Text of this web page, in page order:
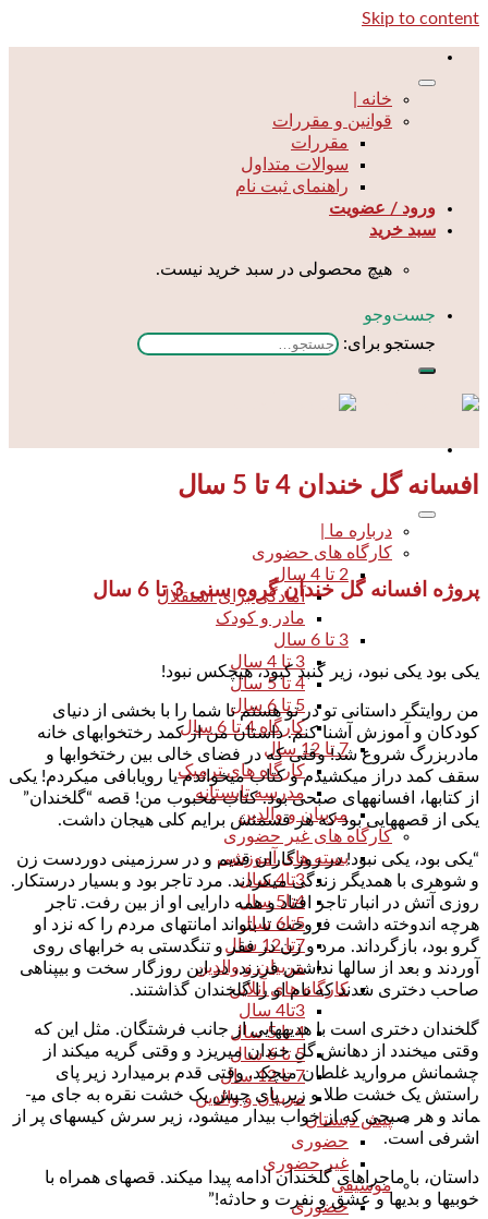
Skip to content
خانه |
قوانین و مقررات
مقررات
سوالات متداول
راهنمای ثبت نام
ورود / عضویت
سبد خرید
هیچ محصولی در سبد خرید نیست.
جست‌و‌جو
جستجو برای:
درباره ما |
کارگاه های حضوری
2 تا 4 سال
آمادگی برای استقلال
مادر و کودک
3 تا 6 سال
3 تا 4 سال
4 تا 5 سال
5 تا 6 سال
کارگاه 4 تا 6 سال
7 تا 12 سال
کارگاه های ترمیک
مدرسه تابستانه
مربیان و والدین
کارگاه های غیر حضوری
بسته های آموزشی
3تا4 سال
4تا5 سال
5تا6 سال
7تا 12 سال
مربیان و والدین
کارگاه های آنلاین
3تا4 سال
4 تا 5 سال
5 تا 6 سال
7 تا 12 سال
مربیان و والدین
پیش دبستان
حضوری
غیر حضوری
موسیقی
حضوری
افسانه گل خندان 4 تا 5 سال
پروژه افسانه گل خندان گروه سنی 3 تا 6 سال
یکی بود یکی نبود، زیر گنبد کبود، هیچکس نبود!
من روایتگر داستانی تو در تو هستم تا شما را با بخشی از دنیای
کودکان و آموزش آشنا کنم. داستان من از کمد رختخواب­های خانه
مادربزرگ شروع شد! وقتی که در فضای خالی بین رختخواب­ها و
سقف کمد دراز می­کشیدم و کتاب می­خواندم یا رویابافی می­کردم! یکی
از کتاب­ها، افسانه­های صبحی بود. کتاب محبوب من! قصه “گل­خندان”
یکی از قصه­هایی بود که هر قسمتش برایم کلی هیجان داشت.
“یکی بود، یکی نبود! در روزگاران قدیم و در سرزمینی دوردست زن
و شوهری با همدیگر زندگی می­کردند. مرد تاجر بود و بسیار درستکار.
روزی آتش در انبار تاجر افتاد و همه دارایی او از بین رفت. تاجر
هرچه اندوخته داشت فروخت تا بتواند امانت­های مردم را که نزد او
گرو بود، بازگرداند. مرد و زن در فقر و تنگدستی به خرابه­ای روی
آوردند و بعد از سال­ها نداشتن فرزند، در این روزگار سخت و بی­پناهی
صاحب دختری شدند که نام او را گل­خندان گذاشتند.
گل­خندان دختری است با هدیه­هایی از جانب فرشتگان. مثل این که
وقتی می­خندد از دهانش گلِ خندان می­ریزد و وقتی گریه می­کند از
چشمانش مروارید غلطان می­چکد. وقتی قدم برمی­دارد زیر پای
راستش یک خشت طلا و زیر پای چپش یک خشت نقره به جای می­
ماند و هر صبحی که از خواب بیدار می­شود، زیر سرش کیسه­ای پر از
اشرفی است.
داستان، با ماجراهای گل­خندان ادامه پیدا می­کند. قصه­ای همراه با
خوبی­ها و بدی­ها و عشق و نفرت و حادثه!”